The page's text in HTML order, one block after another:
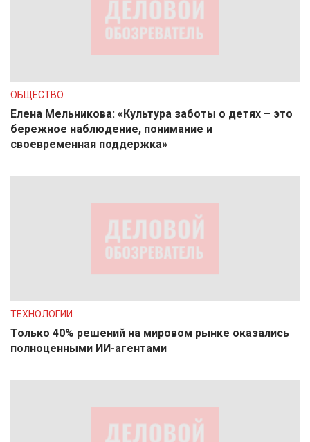
ОБЩЕСТВО
Елена Мельникова: «Культура заботы о детях – это
бережное наблюдение, понимание и
своевременная поддержка»
ТЕХНОЛОГИИ
Только 40% решений на мировом рынке оказались
полноценными ИИ-агентами